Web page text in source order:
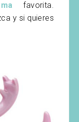
favorita.
y si quieres